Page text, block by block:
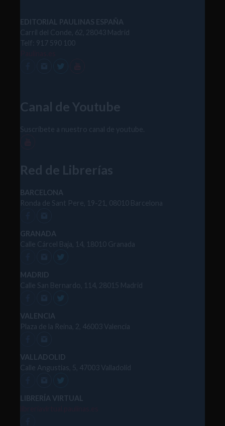
EDITORIAL PAULINAS ESPAÑA
Carril del Conde, 62, 28043 Madrid
Telf: 917 590 100
Canal de Youtube
Suscríbete a nuestro canal de youtube.
Red de Librerías
BARCELONA
Ronda de Sant Pere, 19-21, 08010 Barcelona
GRANADA
Calle Cárcel Baja, 14, 18010 Granada
MADRID
Calle San Bernardo, 114, 28015 Madrid
VALENCIA
Plaza de la Reina, 2, 46003 Valencia
VALLADOLID
Calle Angustias, 5, 47003 Valladolid
LIBRERÍA VIRTUAL